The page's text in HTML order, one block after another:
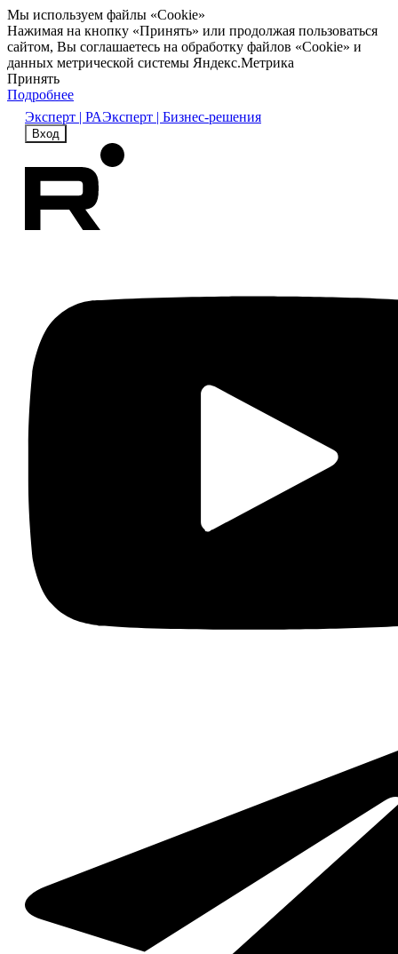
Мы используем файлы «Cookie»
Нажимая на кнопку «Принять» или продолжая пользоваться
сайтом, Вы соглашаетесь на обработку файлов «Cookie» и
данных метрической системы Яндекс.Метрика
Принять
Подробнее
Эксперт | РАЭксперт | Бизнес-решения
Вход